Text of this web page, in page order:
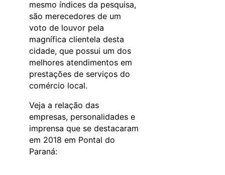
mesmo índices da pesquisa,
são merecedores de um
voto de louvor pela
magnífica clientela desta
cidade, que possui um dos
melhores atendimentos em
prestações de serviços do
comércio local.
Veja a relação das
empresas, personalidades e
imprensa que se destacaram
em 2018 em Pontal do
Paraná: